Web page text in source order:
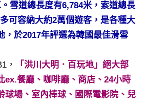
雪道總長度有6,784米，索道總長
可容納大約2萬個遊客，是各種大
，於2017年評選為韓國最佳滑雪
，
「洪川大明．百玩地」絕大部
ex.餐廳、咖啡廳、商店、24小時
球場、室內棒球、國際電影院、兒